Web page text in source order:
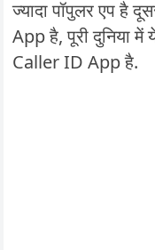
ज्यादा पॉपुलर एप है
App है, पूरी दुनिया में
Caller ID App है.